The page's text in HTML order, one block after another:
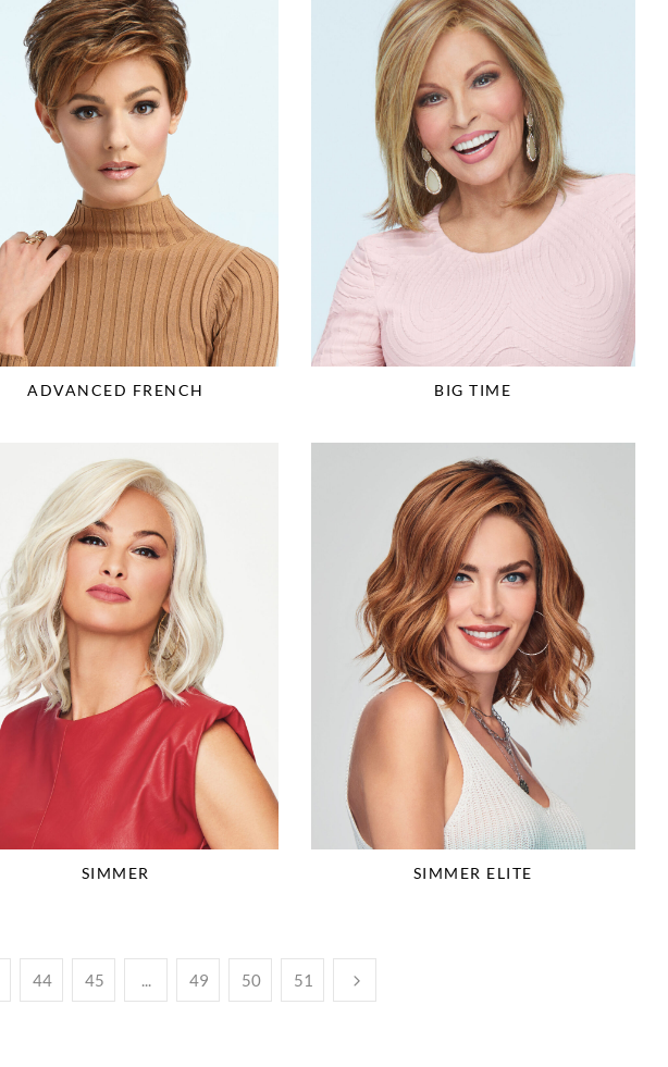
ADVANCED FRENCH BIG TIME
SIMMER SIMMER ELITE
44 45 49 50 51